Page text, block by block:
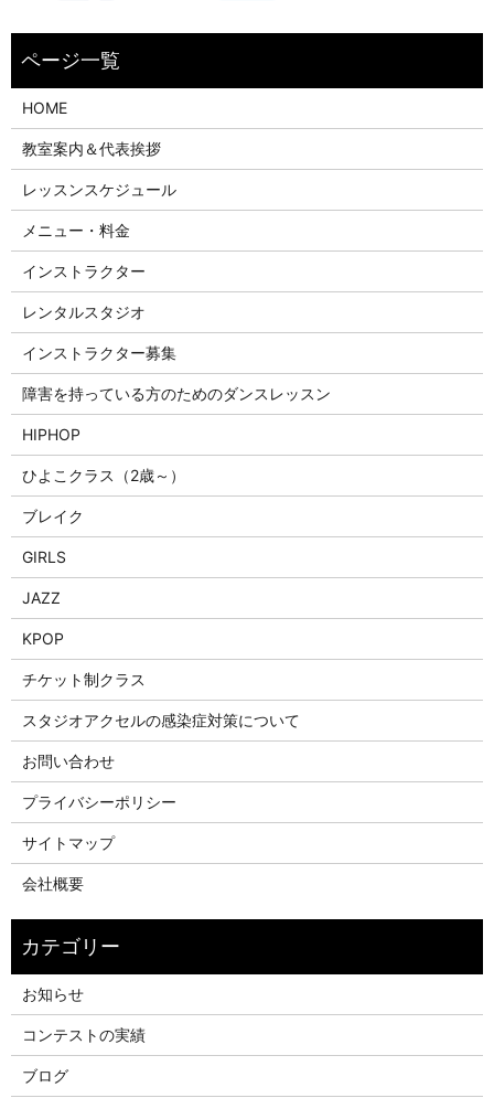
HOME
教室案内＆代表挨拶
レッスンスケジュール
メニュー・料金
インストラクター
レンタルスタジオ
インストラクター募集
障害を持っている方のためのダンスレッスン
HIPHOP
ひよこクラス（2歳～）
ブレイク
GIRLS
JAZZ
KPOP
チケット制クラス
スタジオアクセルの感染症対策について
お問い合わせ
プライバシーポリシー
サイトマップ
会社概要
お知らせ
コンテストの実績
ブログ